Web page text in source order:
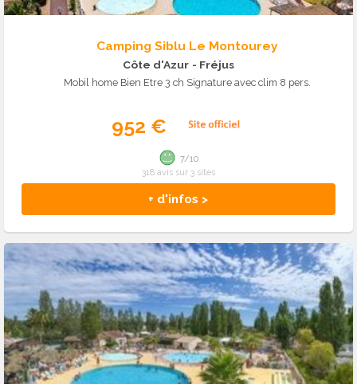
Camping Siblu Le Montourey
Côte d'Azur - Fréjus
Mobil home Bien Etre 3 ch Signature avec clim 8 pers.
952 €
+ d'infos >
7/10
318 avis sur 3 sites